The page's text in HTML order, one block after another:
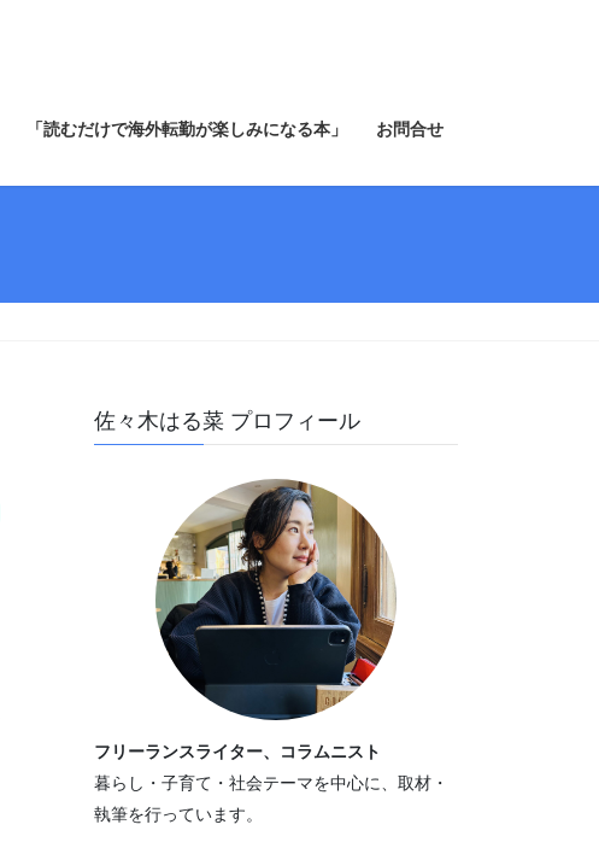
「読むだけで海外転勤が楽しみになる本」 お問合せ
佐々木はる菜 プロフィール
フリーランスライター、コラムニスト
暮らし・子育て・社会テーマを中心に、取材・
執筆を行っています。